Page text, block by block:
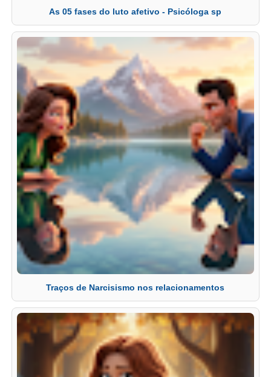
As 05 fases do luto afetivo - Psicóloga sp
Traços de Narcisismo nos relacionamentos